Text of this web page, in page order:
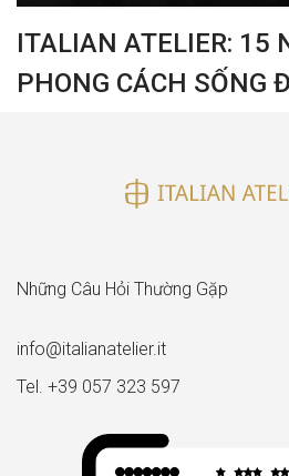
ITALIAN ATELIER: 15
PHONG CÁCH SỐNG
Những Câu Hỏi Thường Gặp
info@italianatelier.it
Tel. +39 057 323 597